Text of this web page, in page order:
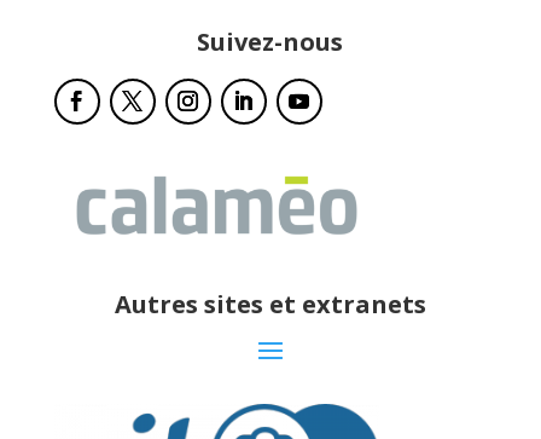
Suivez-nous
Autres sites et extranets